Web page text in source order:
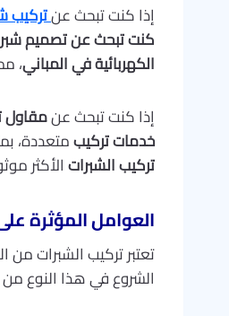
إذا كنت تبحث عنتركيب
كنت تبحث عن تصميم
الكهربائية في المباني،
إذا كنت تبحث عنمقاول
خدمات تركيبمتعددة،
تركيب الشبراتالأكثر
العوامل المؤثرة
تعتبر تركيب الشبرات
الشروع في هذا النوع من